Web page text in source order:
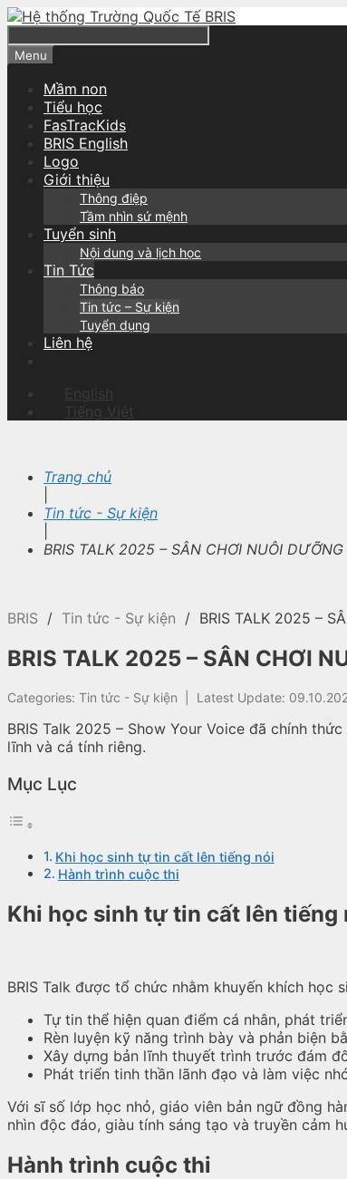
Skip
content
Search
Menu
Mầm non
Tiểu học
FasTracKids
BRIS English
Logo
Giới thiệu
Thông điệp
Tầm nhìn sứ mệnh
Tuyển sinh
Nội dung và lịch học
Tin Tức
Thông báo
Tin tức – Sự kiện
Tuyển dụng
Liên hệ
English
Tiếng Việt
Trang chủ
Tin tức - Sự kiện
BRIS TALK 2025 – SÂN CHƠI NUÔI
BRIS / Tin tức - Sự kiện / BRIS TALK 2025 –
BRIS TALK 2025 – SÂN CHƠI
Categories: Tin tức - Sự kiện Latest Update:
BRIS Talk 2025 – Show Your Voice đã chính
lĩnh và cá tính riêng.
Mục Lục
Khi học sinh tự tin cất lên tiếng nói
Hành trình cuộc thi
Khi học sinh tự tin cất lên tiếng
BRIS Talk được tổ chức nhằm khuyến khích học
Tự tin thể hiện quan điểm cá nhân, phát
Rèn luyện kỹ năng trình bày và phản biện
Xây dựng bản lĩnh thuyết trình trước đám
Phát triển tinh thần lãnh đạo và làm việc
Với sĩ số lớp học nhỏ, giáo viên bản ngữ đồng
nhìn độc đáo, giàu tính sáng tạo và truyền cảm
Hành trình cuộc thi